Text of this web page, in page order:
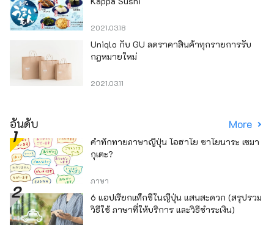
2021.03.18
Uniqlo กับ GU ลดราคาสินค้าทุกรายการรับ
กฎหมายใหม่
2021.03.11
อันดับ More
คำทักทายภาษาญี่ปุ่น โอฮาโย ซาโยนาระ เซมา
กุเตะ?
ภาษา
6 แอปเรียกแท็กซี่ในญี่ปุ่น แสนสะดวก (สรุปรวม
วิธีใช้ ภาษาที่ให้บริการ และวิธีชำระเงิน)